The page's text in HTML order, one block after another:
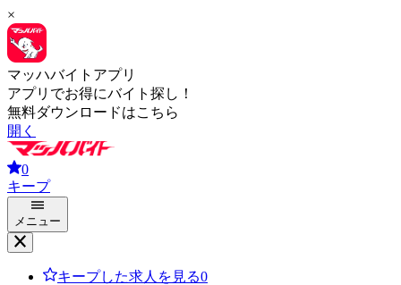
×
マッハバイトアプリ
アプリでお得にバイト探し！
無料ダウンロードはこちら
開く
0
キープ
メニュー
キープした求人を見る0